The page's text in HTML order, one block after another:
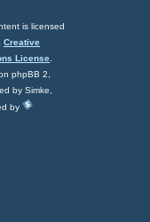
is licensed
Creative
License
phpBB 2,
by Simke,
by